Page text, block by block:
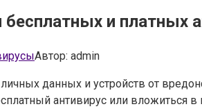
и платных
Автор: admin
данных и устройств от
антивирус или вложиться